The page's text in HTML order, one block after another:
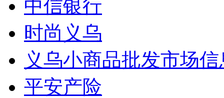
中信银行
时尚义乌
义乌小商品批发市场
平安产险